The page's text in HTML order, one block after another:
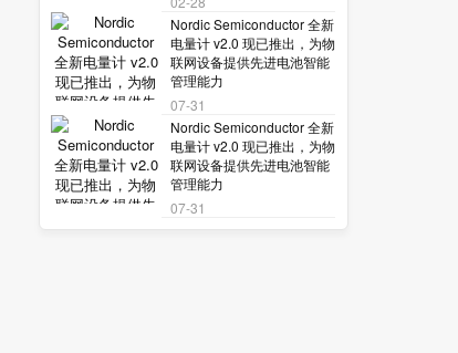
Nordic Semiconductor 全新
电量计 v2.0 现已推出，为物
联网设备提供先进电池智能
管理能力
07-31
Nordic Semiconductor 全新
电量计 v2.0 现已推出，为物
联网设备提供先进电池智能
管理能力
07-31